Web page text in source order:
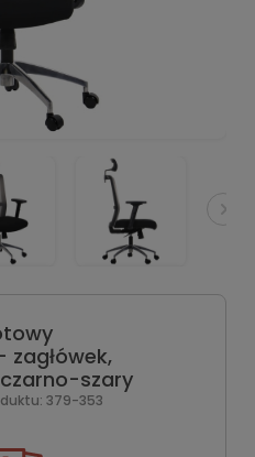
zagłówek,
szary
379-353